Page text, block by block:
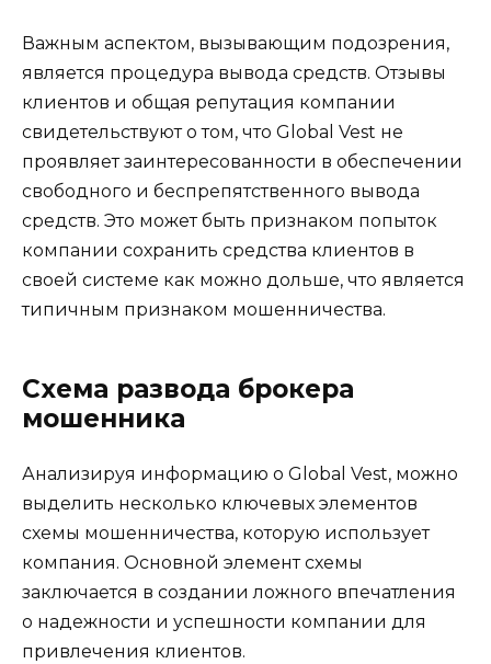
Важным аспектом, вызывающим подозрения,
является процедура вывода средств. Отзывы
клиентов и общая репутация компании
свидетельствуют о том, что Global Vest не
проявляет заинтересованности в обеспечении
свободного и беспрепятственного вывода
средств. Это может быть признаком попыток
компании сохранить средства клиентов в
своей системе как можно дольше, что является
типичным признаком мошенничества.
Схема развода брокера
мошенника
Анализируя информацию о Global Vest, можно
выделить несколько ключевых элементов
схемы мошенничества, которую использует
компания. Основной элемент схемы
заключается в создании ложного впечатления
о надежности и успешности компании для
привлечения клиентов.